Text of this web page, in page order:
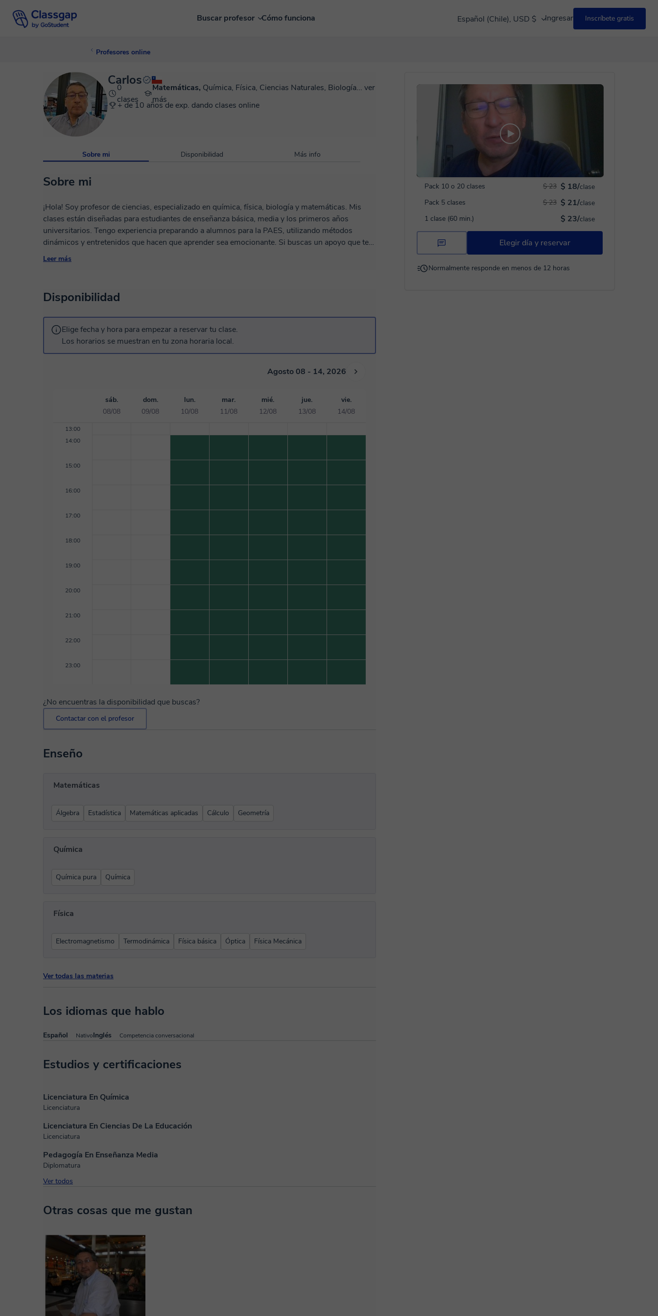
Buscar profesor Cómo funciona Español (Chile), USD $ Ingresar Inscríbete gratis
Profesores online
Pack 10 o 20 clases $ 18/clase
$ 23
Pack 5 clases
$ 21/clase
$ 23
1 clase (60 min.)
$ 23/clase
Elegir día y reservar
Normalmente responde en menos de 12 horas
Carlos
0
clases
Matemáticas, Química, Física, Ciencias Naturales, Biología... ver
más
+ de 10 años de exp. dando clases online
Sobre mi Disponibilidad Más info
Sobre mi
¡Hola! Soy profesor de ciencias, especializado en química, física, biología y matemáticas. Mis
clases están diseñadas para estudiantes de enseñanza básica, media y los primeros años
universitarios. Tengo experiencia preparando a alumnos para la PAES, utilizando métodos
dinámicos y entretenidos que hacen que aprender sea emocionante. Si buscas un apoyo que te
ayude a entender y disfrutar de las ciencias, ¡te invito a unirte a mis clases! Juntos, haremos que
Leer más
Disponibilidad
Elige fecha y hora para empezar a reservar tu clase.
Los horarios se muestran en tu zona horaria local.
Agosto 08 - 14, 2026
sáb.
08/08
dom.
09/08
lun.
10/08
mar.
11/08
mié.
12/08
jue.
13/08
vie.
14/08
13:00
14:00
15:00
16:00
17:00
18:00
19:00
20:00
21:00
22:00
23:00
¿No encuentras la disponibilidad que buscas?
Contactar con el profesor
Enseño
Matemáticas
Álgebra Estadística Matemáticas aplicadas Cálculo Geometría
Química
Química pura Química
Física
Electromagnetismo Termodinámica Física básica Óptica Física Mecánica
Ver todas las materias
Los idiomas que hablo
Español NativoInglés Competencia conversacional
Estudios y certificaciones
Licenciatura En Química
Licenciatura
Licenciatura En Ciencias De La Educación
Licenciatura
Pedagogía En Enseñanza Media
Diplomatura
Ver todos
Otras cosas que me gustan